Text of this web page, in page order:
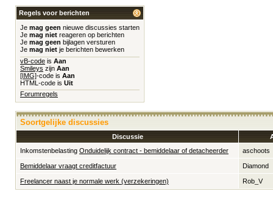
Regels voor berichten
Je mag geen nieuwe discussies starten
Je mag niet reageren op berichten
Je mag geen bijlagen versturen
Je mag niet je berichten bewerken
vB-code is Aan
Smileys zijn Aan
[IMG]-code is Aan
HTML-code is Uit
Forumregels
Soortgelijke discussies
Discussie
Inkomstenbelasting Onduidelijk contract - bemiddelaar of detacheerder aschoots
Bemiddelaar vraagt creditfactuur Diamond
Freelancer naast je normale werk (verzekeringen) Rob_V